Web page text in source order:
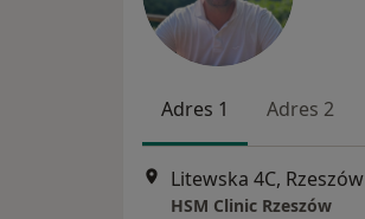
Adres 1 Adres 2
Litewska 4C, Rzeszów
HSM Clinic Rzeszów